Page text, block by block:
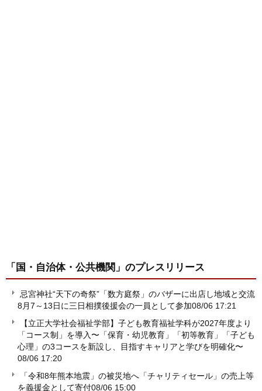
「国・自治体・公共機関」 のプレスリリース
忌宮神社“天下の奇祭”「数方庭祭」のバザーに出店し地域と交流
8月7～13日に三日相撲後援会の一員として参加08/06 17:21
【立正大学社会福祉学部】子ども教育福祉学科が2027年度より
「コース制」を導入〜「保育・幼児教育」「初等教育」「子ども
心理」の3コースを新設し、目指すキャリアと学びを明確化〜
08/06 17:20
「令和8年熊本地震」の被災地へ「チャリティセール」の売上等
を義援金として寄付08/06 15:00